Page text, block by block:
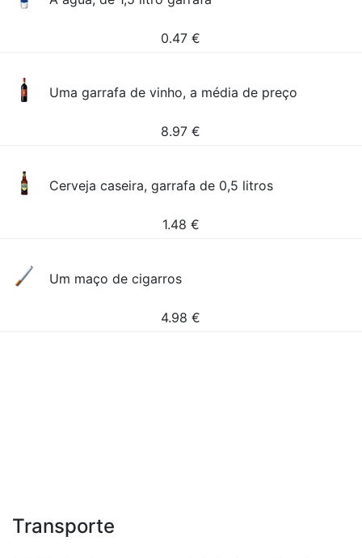
0.47 €
Uma garrafa de vinho, a média de preço
8.97 €
Cerveja caseira, garrafa de 0,5 litros
1.48 €
Um maço de cigarros
4.98 €
Transporte